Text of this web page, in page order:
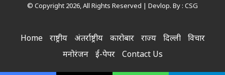
© Copyright 2026, All Rights Reserved | Devlop. By : CSG
Home राष्ट्रीय अंतर्राष्ट्रीय कारोबार राज्य दिल्ली
विचार
मनोरंजन
ई-पेपर Contact Us